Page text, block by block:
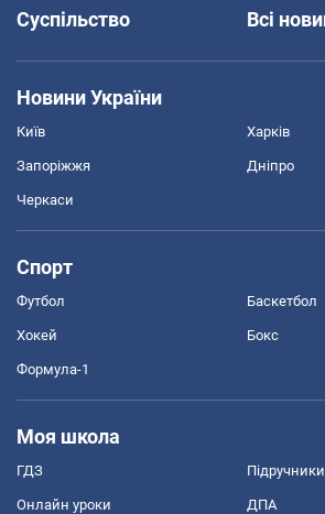
Суспільство
Всі
Новини України
Київ Харків
Запоріжжя Дніпро
Черкаси
Спорт
Футбол Баскетбол
Хокей Бокс
Формула-1
Моя школа
ГДЗ Підручники
Онлайн уроки ДПА